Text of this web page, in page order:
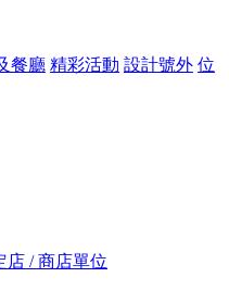
餐廳 精彩活動 設計號外 位
店 / 商店單位